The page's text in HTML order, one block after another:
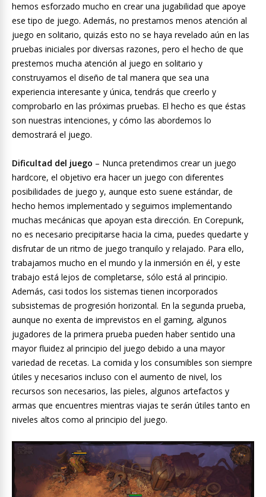
hemos esforzado mucho en crear una jugabilidad que apoye
ese tipo de juego. Además, no prestamos menos atención al
juego en solitario, quizás esto no se haya revelado aún en las
pruebas iniciales por diversas razones, pero el hecho de que
prestemos mucha atención al juego en solitario y
construyamos el diseño de tal manera que sea una
experiencia interesante y única, tendrás que creerlo y
comprobarlo en las próximas pruebas. El hecho es que éstas
son nuestras intenciones, y cómo las abordemos lo
demostrará el juego.
Dificultad del juego – Nunca pretendimos crear un juego
hardcore, el objetivo era hacer un juego con diferentes
posibilidades de juego y, aunque esto suene estándar, de
hecho hemos implementado y seguimos implementando
muchas mecánicas que apoyan esta dirección. En Corepunk,
no es necesario precipitarse hacia la cima, puedes quedarte y
disfrutar de un ritmo de juego tranquilo y relajado. Para ello,
trabajamos mucho en el mundo y la inmersión en él, y este
trabajo está lejos de completarse, sólo está al principio.
Además, casi todos los sistemas tienen incorporados
subsistemas de progresión horizontal. En la segunda prueba,
aunque no exenta de imprevistos en el gaming, algunos
jugadores de la primera prueba pueden haber sentido una
mayor fluidez al principio del juego debido a una mayor
variedad de recetas. La comida y los consumibles son siempre
útiles y necesarios incluso con el aumento de nivel, los
recursos son necesarios, las pieles, algunos artefactos y
armas que encuentres mientras viajas te serán útiles tanto en
niveles altos como al principio del juego.